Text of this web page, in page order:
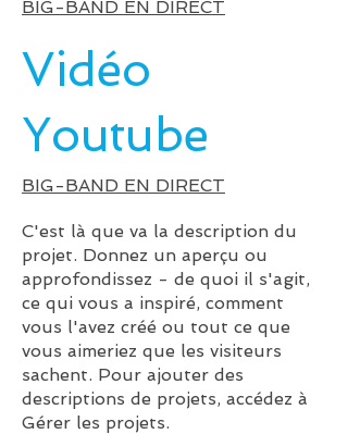
BIG-BAND EN DIRECT
Vidéo
Youtube
BIG-BAND EN DIRECT
C'est là que va la description du
projet. Donnez un aperçu ou
approfondissez - de quoi il s'agit,
ce qui vous a inspiré, comment
vous l'avez créé ou tout ce que
vous aimeriez que les visiteurs
sachent. Pour ajouter des
descriptions de projets, accédez à
Gérer les projets.